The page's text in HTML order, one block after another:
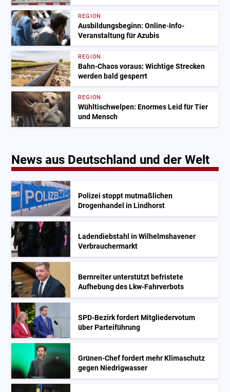
REGION
Ausbildungsbeginn: Online-Info-
Veranstaltung für Azubis
REGION
Bahn-Chaos voraus: Wichtige Strecken
werden bald gesperrt
REGION
Wühltischwelpen: Enormes Leid für Tier
und Mensch
News aus Deutschland und der Welt
Polizei stoppt mutmaßlichen
Drogenhandel in Lindhorst
Ladendiebstahl in Wilhelmshavener
Verbrauchermarkt
Bernreiter unterstützt befristete
Aufhebung des Lkw-Fahrverbots
SPD-Bezirk fordert Mitgliedervotum
über Parteiführung
Grünen-Chef fordert mehr Klimaschutz
gegen Niedrigwasser